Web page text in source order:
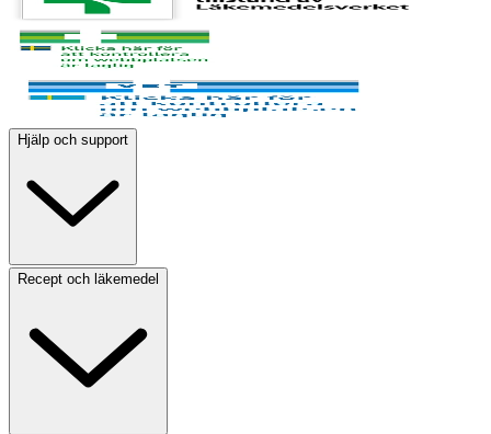
Hjälp och support
Recept och läkemedel